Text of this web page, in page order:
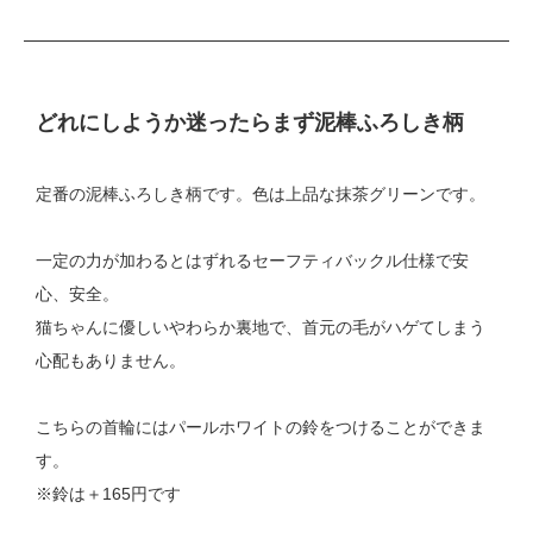
どれにしようか迷ったらまず泥棒ふろしき柄
定番の泥棒ふろしき柄です。色は上品な抹茶グリーンです。
一定の力が加わるとはずれるセーフティバックル仕様で安
心、安全。
猫ちゃんに優しいやわらか裏地で、首元の毛がハゲてしまう
心配もありません。
こちらの首輪にはパールホワイトの鈴をつけることができま
す。
※鈴は＋165円です